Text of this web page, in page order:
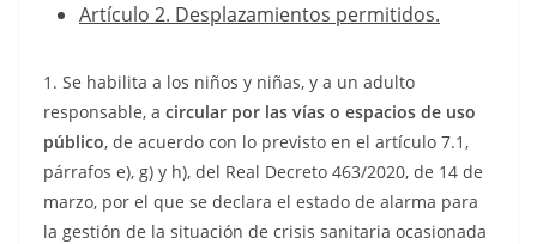
Artículo 2. Desplazamientos permitidos.
1. Se habilita a los niños y niñas, y a un adulto
responsable, a circular por las vías o espacios de uso
público, de acuerdo con lo previsto en el artículo 7.1,
párrafos e), g) y h), del Real Decreto 463/2020, de 14 de
marzo, por el que se declara el estado de alarma para
la gestión de la situación de crisis sanitaria ocasionada